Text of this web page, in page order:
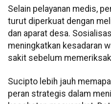
Selain pelayanan medis,
turut diperkuat dengan
dan aparat desa.
meningkatkan kesadaran
sakit sebelum
Sucipto lebih jauh
peran strategis dalam